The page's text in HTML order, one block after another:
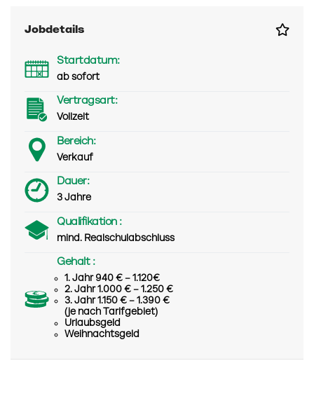
Jobdetails
Startdatum:
ab sofort
Vertragsart:
Vollzeit
Bereich:
Verkauf
Dauer:
3 Jahre
Qualifikation :
mind. Realschulabschluss
Gehalt :
1. Jahr 940 € – 1.120€
2. Jahr 1.000 € – 1.250 €
3. Jahr 1.150 € – 1.390 €
(je nach Tarifgebiet)
Urlaubsgeld
Weihnachtsgeld